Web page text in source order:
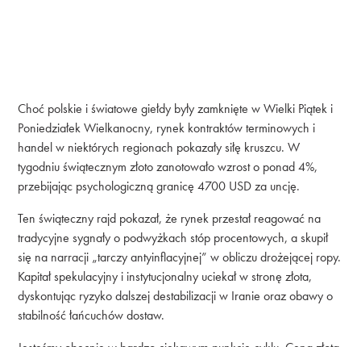
Choć polskie i światowe giełdy były zamknięte w Wielki Piątek i
Poniedziałek Wielkanocny, rynek kontraktów terminowych i
handel w niektórych regionach pokazały siłę kruszcu. W
tygodniu świątecznym złoto zanotowało wzrost o ponad 4%,
przebijając psychologiczną granicę 4700 USD za uncję.
Ten świąteczny rajd pokazał, że rynek przestał reagować na
tradycyjne sygnały o podwyżkach stóp procentowych, a skupił
się na narracji „tarczy antyinflacyjnej” w obliczu drożejącej ropy.
Kapitał spekulacyjny i instytucjonalny uciekał w stronę złota,
dyskontując ryzyko dalszej destabilizacji w Iranie oraz obawy o
stabilność łańcuchów dostaw.